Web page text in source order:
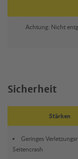
Achtung: Nicht
Sicherheit
Stärken
Geringes
Seitencrash